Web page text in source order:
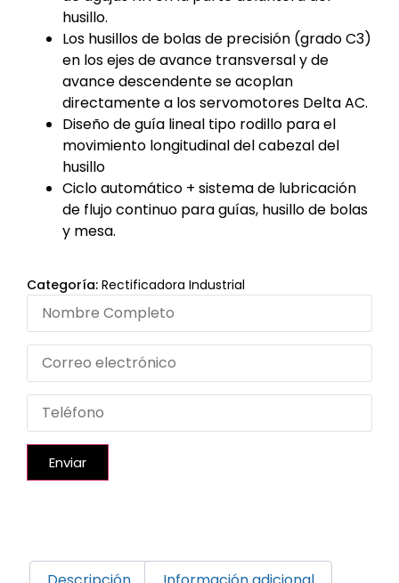
husillo.
Los husillos de bolas de precisión (grado C3)
en los ejes de avance transversal y de
avance descendente se acoplan
directamente a los servomotores Delta AC.
Diseño de guía lineal tipo rodillo para el
movimiento longitudinal del cabezal del
husillo
Ciclo automático + sistema de lubricación
de flujo continuo para guías, husillo de bolas
y mesa.
Categoría: Rectificadora Industrial
Enviar